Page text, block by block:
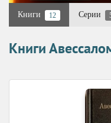
Книги 12 Серии
Книги